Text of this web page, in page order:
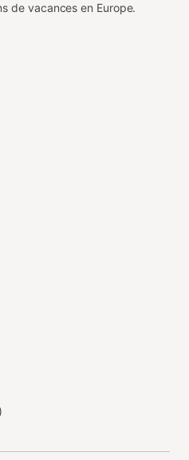
de vacances en Europe.